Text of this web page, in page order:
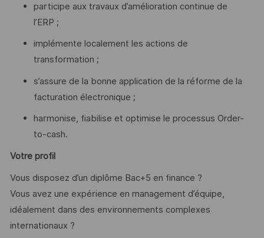
participe aux travaux d’amélioration continue de
l’ERP ;
implémente localement les actions de
transformation ;
s’assure de la bonne application de la réforme de la
facturation électronique ;
harmonise, fiabilise et optimise le processus Order-
to-cash.
Votre profil
Vous disposez d’un diplôme Bac+5 en finance ?
Vous avez une expérience en management d’équipe,
idéalement dans des environnements complexes
internationaux ?